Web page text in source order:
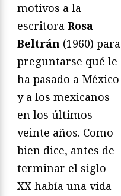
motivos a la
escritora Rosa
Beltrán (1960) para
preguntarse qué le
ha pasado a México
y a los mexicanos
en los últimos
veinte años. Como
bien dice, antes de
terminar el siglo
XX había una vida